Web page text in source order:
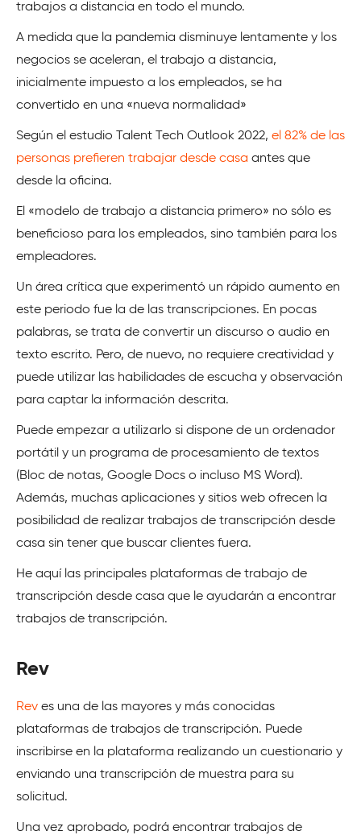
trabajos a distancia en todo el mundo.
A medida que la pandemia disminuye lentamente y los
negocios se aceleran, el trabajo a distancia,
inicialmente impuesto a los empleados, se ha
convertido en una «nueva normalidad»
Según el estudio Talent Tech Outlook 2022, el 82% de las
personas prefieren trabajar desde casa antes que
desde la oficina.
El «modelo de trabajo a distancia primero» no sólo es
beneficioso para los empleados, sino también para los
empleadores.
Un área crítica que experimentó un rápido aumento en
este periodo fue la de las transcripciones. En pocas
palabras, se trata de convertir un discurso o audio en
texto escrito. Pero, de nuevo, no requiere creatividad y
puede utilizar las habilidades de escucha y observación
para captar la información descrita.
Puede empezar a utilizarlo si dispone de un ordenador
portátil y un programa de procesamiento de textos
(Bloc de notas, Google Docs o incluso MS Word).
Además, muchas aplicaciones y sitios web ofrecen la
posibilidad de realizar trabajos de transcripción desde
casa sin tener que buscar clientes fuera.
He aquí las principales plataformas de trabajo de
transcripción desde casa que le ayudarán a encontrar
trabajos de transcripción.
Rev
Rev es una de las mayores y más conocidas
plataformas de trabajos de transcripción. Puede
inscribirse en la plataforma realizando un cuestionario y
enviando una transcripción de muestra para su
solicitud.
Una vez aprobado, podrá encontrar trabajos de